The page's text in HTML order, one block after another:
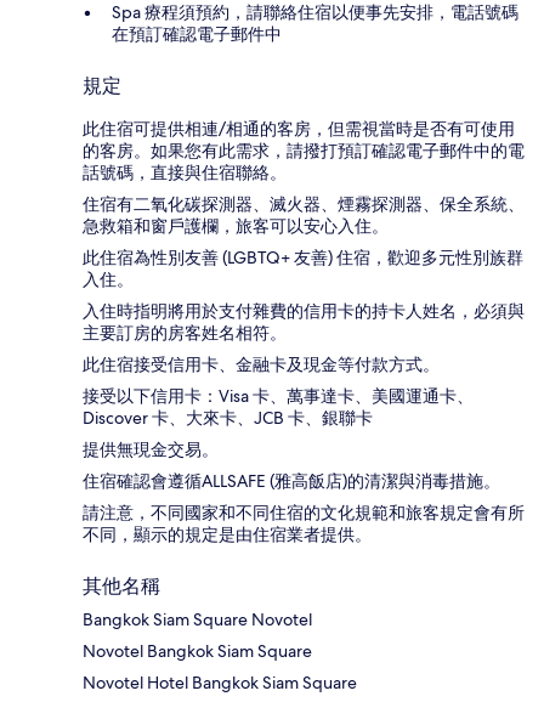
Spa 療程須預約，請聯絡住宿以便事先安排，電話號碼
在預訂確認電子郵件中
規定
此住宿可提供相連/相通的客房，但需視當時是否有可使用
的客房。如果您有此需求，請撥打預訂確認電子郵件中的電
話號碼，直接與住宿聯絡。
住宿有二氧化碳探測器、滅火器、煙霧探測器、保全系統、
急救箱和窗戶護欄，旅客可以安心入住。
此住宿為性別友善 (LGBTQ+ 友善) 住宿，歡迎多元性別族群
入住。
入住時指明將用於支付雜費的信用卡的持卡人姓名，必須與
主要訂房的房客姓名相符。
此住宿接受信用卡、金融卡及現金等付款方式。
接受以下信用卡：Visa 卡、萬事達卡、美國運通卡、
Discover 卡、大來卡、JCB 卡、銀聯卡
提供無現金交易。
住宿確認會遵循ALLSAFE (雅高飯店)的清潔與消毒措施。
請注意，不同國家和不同住宿的文化規範和旅客規定會有所
不同，顯示的規定是由住宿業者提供。
其他名稱
Bangkok Siam Square Novotel
Novotel Bangkok Siam Square
Novotel Hotel Bangkok Siam Square